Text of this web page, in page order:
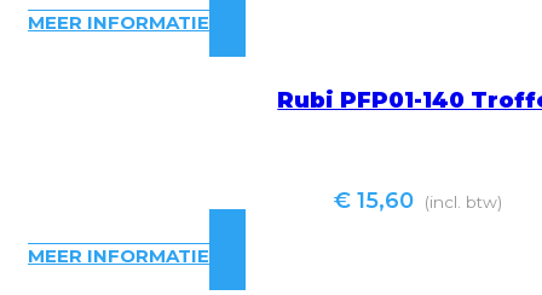
MEER INFORMATIE
Rubi PFP01-140
€ 15,60 (incl. btw)
MEER INFORMATIE